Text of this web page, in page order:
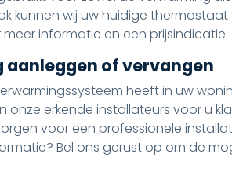
kunnen wij uw huidige
informatie en een prijsindicatie.
aanleggen of vervangen
heeft in uw
onze erkende installateurs voor u
voor een professionele
Bel ons gerust op om de